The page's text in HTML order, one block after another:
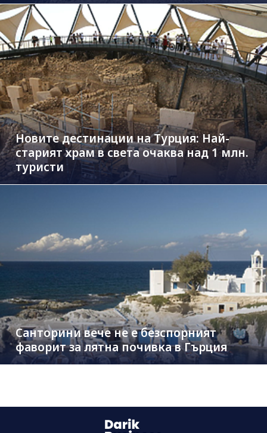
Новите дестинации на Турция: Най-
старият храм в света очаква над 1 млн.
туристи
Санторини вече не е безспорният
фаворит за лятна почивка в Гърция